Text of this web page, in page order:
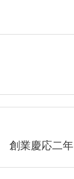
慶応二年